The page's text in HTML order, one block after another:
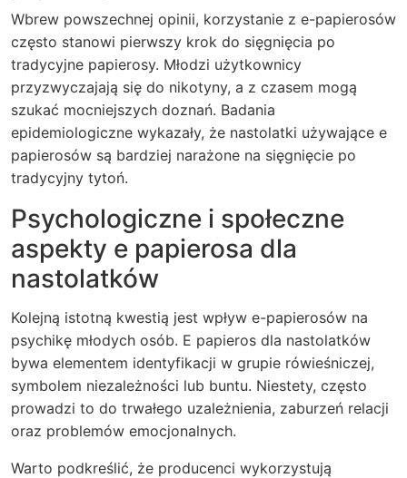
Wbrew powszechnej opinii, korzystanie z e-papierosów
często stanowi pierwszy krok do sięgnięcia po
tradycyjne papierosy. Młodzi użytkownicy
przyzwyczajają się do nikotyny, a z czasem mogą
szukać mocniejszych doznań. Badania
epidemiologiczne wykazały, że nastolatki używające e
papierosów są bardziej narażone na sięgnięcie po
tradycyjny tytoń.
Psychologiczne i społeczne
aspekty e papierosa dla
nastolatków
Kolejną istotną kwestią jest wpływ e-papierosów na
psychikę młodych osób. E papieros dla nastolatków
bywa elementem identyfikacji w grupie rówieśniczej,
symbolem niezależności lub buntu. Niestety, często
prowadzi to do trwałego uzależnienia, zaburzeń relacji
oraz problemów emocjonalnych.
Warto podkreślić, że producenci wykorzystują